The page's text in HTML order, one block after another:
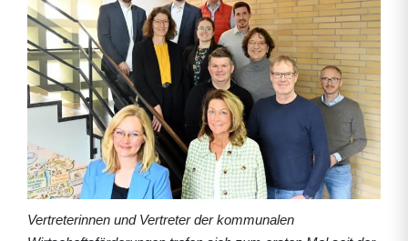
Vertreterinnen und Vertreter der kommunalen